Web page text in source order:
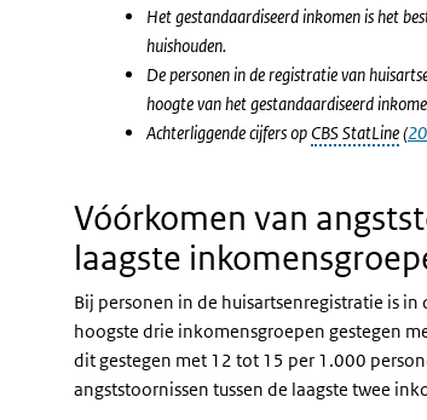
Het gestandaardiseerd inkomen is het
huishouden.
De personen in de registratie van
hoogte van het gestandaardiseerd
Achterliggende cijfers op CBS StatLine(
Vóórkomen van
laagste
Bij personen in de huisartsenregistratie is
hoogste drie inkomensgroepen gestegen
dit gestegen met 12 tot 15 per 1.000
angststoornissen tussen de laagste twee